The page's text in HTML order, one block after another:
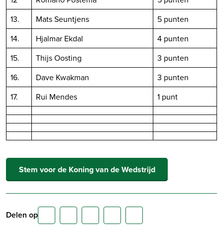
13.
Mats Seuntjens
5 punten
14.
Hjalmar Ekdal
4 punten
15.
Thijs Oosting
3 punten
16.
Dave Kwakman
3 punten
17.
Rui Mendes 1 punt
Stem voor de Koning van de Wedstrijd
Delen op